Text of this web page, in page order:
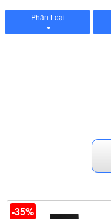
Phân Loại
-35%